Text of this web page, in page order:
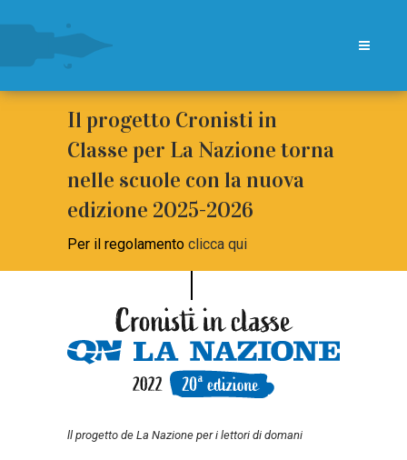
Il progetto Cronisti in
Classe per La Nazione torna
nelle scuole con la nuova
edizione 2025-2026
Per il regolamento clicca qui
ll progetto de La Nazione per i lettori di domani